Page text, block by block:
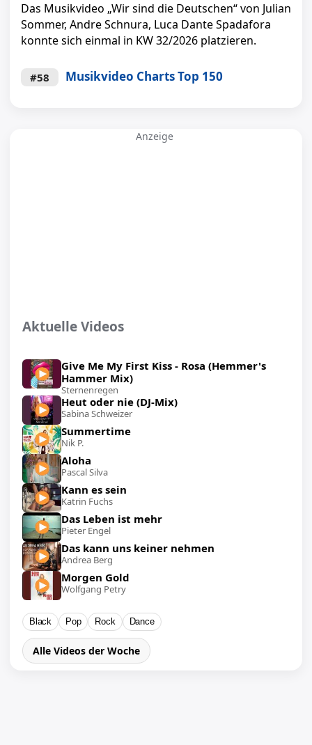
Das Musikvideo „Wir sind die Deutschen“ von Julian
Sommer, Andre Schnura, Luca Dante Spadafora
konnte sich einmal in KW 32/2026 platzieren.
#58 Musikvideo Charts Top 150
Anzeige
Aktuelle Videos
Give Me My First Kiss - Rosa (Hemmer's
Hammer Mix)
Sternenregen
Heut oder nie (DJ-Mix)
Sabina Schweizer
Summertime
Nik P.
Aloha
Pascal Silva
Kann es sein
Katrin Fuchs
Das Leben ist mehr
Pieter Engel
Das kann uns keiner nehmen
Andrea Berg
Morgen Gold
Wolfgang Petry
Black Pop Rock Dance
Alle Videos der Woche